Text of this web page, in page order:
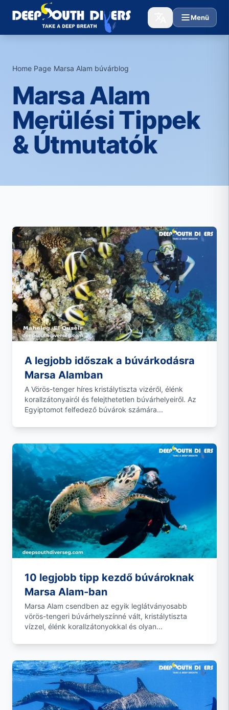
Menü
Home Page›Marsa Alam búvárblog›
Marsa Alam
Merülési Tippek
& Útmutatók
A legjobb időszak a búvárkodásra
Marsa Alamban
A Vörös-tenger híres kristálytiszta vizéről, élénk
korallzátonyairól és felejthetetlen búvárhelyeiről. Az
Egyiptomot felfedező búvárok számára...
10 legjobb tipp kezdő búvároknak
Marsa Alam-ban
Marsa Alam csendben az egyik leglátványosabb
vörös-tengeri búvárhelyszínné vált, kristálytiszta
vízzel, élénk korallzátonyokkal és olyan...